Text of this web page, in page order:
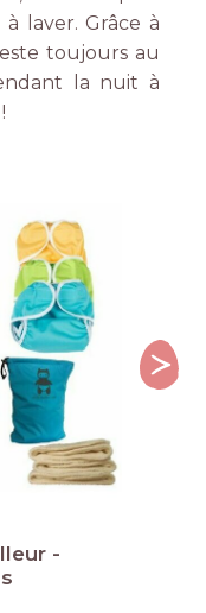
à laver. Grâce à
toujours au
la nuit à
-